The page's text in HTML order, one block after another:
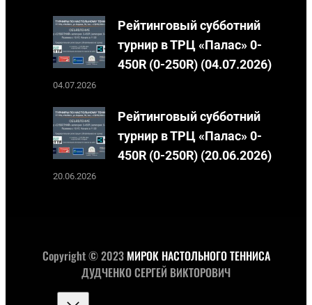
Рейтинговый субботний
турнир в ТРЦ «Палас» 0-
450R (0-250R) (04.07.2026)
04.07.2026
Рейтинговый субботний
турнир в ТРЦ «Палас» 0-
450R (0-250R) (20.06.2026)
20.06.2026
Copyright © 2023 МИРОК НАСТОЛЬНОГО ТЕННИСА
ДУДЧЕНКО СЕРГЕЙ ВИКТОРОВИЧ